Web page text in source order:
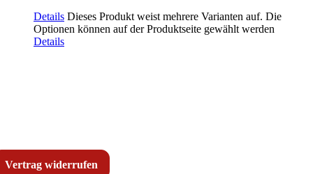
Details Dieses Produkt weist mehrere Varianten auf. Die
Optionen können auf der Produktseite gewählt werden
Details
Vertrag widerrufen